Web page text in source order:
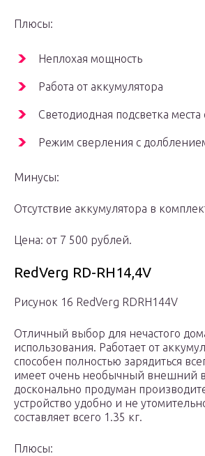
Плюсы:
Неплохая мощность
Работа от аккумулятора
Светодиодная подсветка
Режим сверления с
Минусы:
Отсутствие аккумулятора в
Цена: от 7 500 рублей.
RedVerg RD-RH14,4V
Рисунок 16 RedVerg RDRH144V
Отличный выбор для нечастого
использования. Работает от
способен полностью зарядиться
имеет очень необычный внешний
досконально продуман
устройство удобно и не
составляет всего 1.35 кг.
Плюсы: